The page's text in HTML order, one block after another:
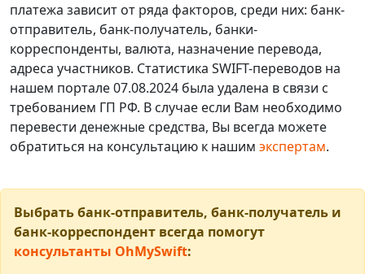
платежа зависит от ряда факторов, среди них: банк-
отправитель, банк-получатель, банки-
корреспонденты, валюта, назначение перевода,
адреса участников. Статистика SWIFT-переводов на
нашем портале 07.08.2024 была удалена в связи с
требованием ГП РФ. В случае если Вам необходимо
перевести денежные средства, Вы всегда можете
обратиться на консультацию к нашим экспертам.
Выбрать банк-отправитель, банк-получатель и
банк-корреспондент всегда помогут
консультанты OhMySwift: